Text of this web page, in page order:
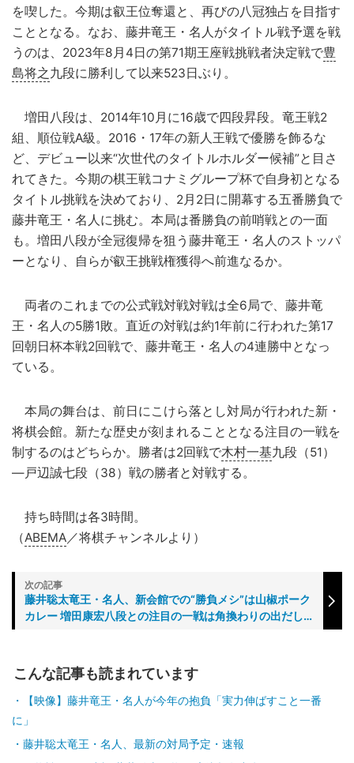
を喫した。今期は叡王位奪還と、再びの八冠独占を目指す
こととなる。なお、藤井竜王・名人がタイトル戦予選を戦
うのは、2023年8月4日の第71期王座戦挑戦者決定戦で豊
島将之九段に勝利して以来523日ぶり。
増田八段は、2014年10月に16歳で四段昇段。竜王戦2
組、順位戦A級。2016・17年の新人王戦で優勝を飾るな
ど、デビュー以来“次世代のタイトルホルダー候補”と目さ
れてきた。今期の棋王戦コナミグループ杯で自身初となる
タイトル挑戦を決めており、2月2日に開幕する五番勝負で
藤井竜王・名人に挑む。本局は番勝負の前哨戦との一面
も。増田八段が全冠復帰を狙う藤井竜王・名人のストッパ
ーとなり、自らが叡王挑戦権獲得へ前進なるか。
両者のこれまでの公式戦対戦対戦は全6局で、藤井竜
王・名人の5勝1敗。直近の対戦は約1年前に行われた第17
回朝日杯本戦2回戦で、藤井竜王・名人の4連勝中となっ
ている。
本局の舞台は、前日にこけら落とし対局が行われた新・
将棋会館。新たな歴史が刻まれることとなる注目の一戦を
制するのはどちらか。勝者は2回戦で木村一基九段（51）
―戸辺誠七段（38）戦の勝者と対戦する。
持ち時間は各3時間。
（ABEMA／将棋チャンネルより）
藤井聡太竜王・名人、新会館での“勝負メシ”は山椒ポーク
カレー 増田康宏八段との注目の一戦は角換わりの出だし
こんな記事も読まれています
【映像】藤井竜王・名人が今年の抱負「実力伸ばすこと一番
に」
藤井聡太竜王・名人、最新の対局予定・速報